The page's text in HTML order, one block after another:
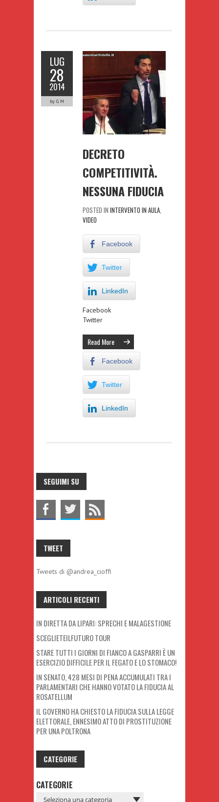
LUG
28
2014
by G M
DECRETO
COMPETITIVITÀ.
NESSUNA FIDUCIA
POSTED IN INTERVENTO IN AULA
VIDEO
Facebook
Twitter
LinkedIn
Facebook
Twitter
Read More
Facebook
Twitter
LinkedIn
SEGUIMI SU
TWEET
Tweets di @andrea_cioffi
ARTICOLI RECENTI
IN DIRETTA DA LIPARI: SPRECHI E MALAGESTIONE
SCEGLIETEILFUTURO TOUR
STARE TUTTI I GIORNI DI FIANCO A GASPARRI È UN
ESERCIZIO DIFFICILE PER IL FEGATO E LO STOMACO!
IN SENATO, 428 MESI DI PENA ACCUMULATI TRA I
PARLAMENTARI CHE HANNO VOTATO LA FIDUCIA AL
ROSATELLUM
IL GOVERNO HA CHIESTO LA FIDUCIA SULLA LEGGE
ELETTORALE, ENNESIMO ATTO DI PROSTITUZIONE
PER UNA POLTRONA
CATEGORIE
CATEGORIE